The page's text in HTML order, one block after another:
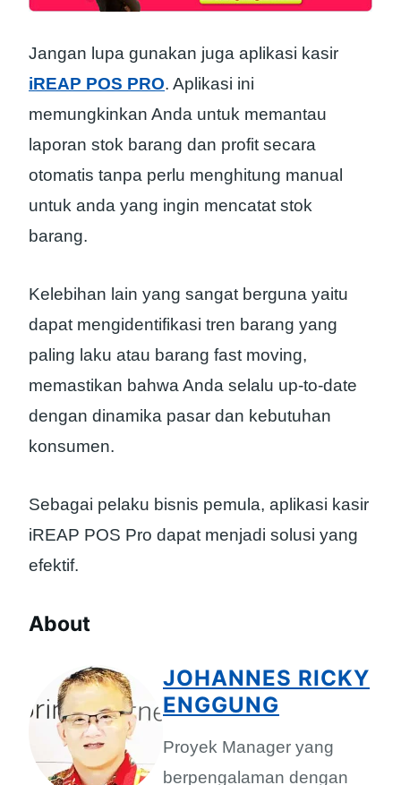
Jangan lupa gunakan juga aplikasi kasir
iREAP POS PRO. Aplikasi ini
memungkinkan Anda untuk memantau
laporan stok barang dan profit secara
otomatis tanpa perlu menghitung manual
untuk anda yang ingin mencatat stok
barang.
Kelebihan lain yang sangat berguna yaitu
dapat mengidentifikasi tren barang yang
paling laku atau barang fast moving,
memastikan bahwa Anda selalu up-to-date
dengan dinamika pasar dan kebutuhan
konsumen.
Sebagai pelaku bisnis pemula, aplikasi kasir
iREAP POS Pro dapat menjadi solusi yang
efektif.
About
JOHANNES RICKY
ENGGUNG
Proyek Manager yang
berpengalaman dengan